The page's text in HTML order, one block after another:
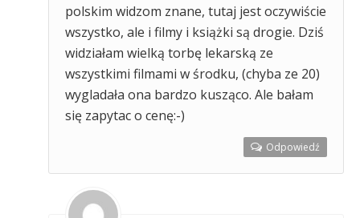
polskim widzom znane, tutaj jest oczywiście
wszystko, ale i filmy i książki są drogie. Dziś
widziałam wielką torbę lekarską ze
wszystkimi filmami w środku, (chyba ze 20)
wygladała ona bardzo kusząco. Ale bałam
się zapytac o cenę:-)
Odpowiedź